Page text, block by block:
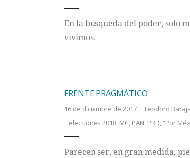
En la búsqueda del poder, solo
vivimos.
FRENTE PRAGMÁTICO
16 de diciembre de 2017 Teodoro
elecciones 2018, MC, PAN, PRD,“Por
Parecen ser, en gran medida,